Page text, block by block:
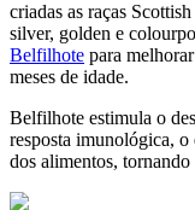
criadas as raças
silver, golden e
Belfilhote para
meses de idade.
Belfilhote estimula o
resposta imunológica,
dos alimentos,